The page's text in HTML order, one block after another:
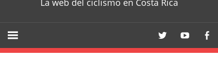
La web del ciclismo en Costa Rica